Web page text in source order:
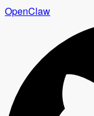
OpenClaw